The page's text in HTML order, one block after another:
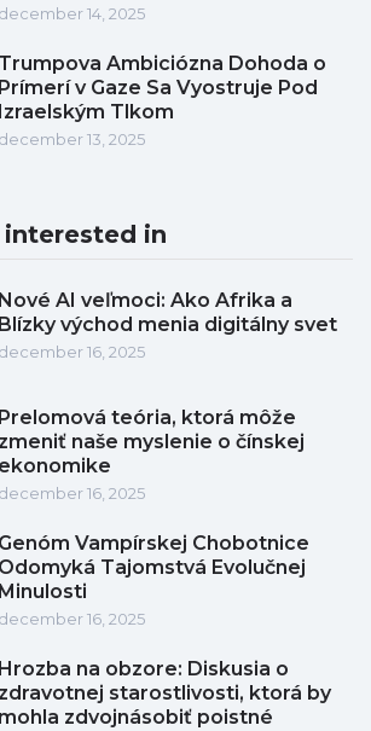
december 14, 2025
Trumpova Ambiciózna Dohoda o
Prímerí v Gaze Sa Vyostruje Pod
Izraelským Tlkom
december 13, 2025
interested in
Nové AI veľmoci: Ako Afrika a
Blízky východ menia digitálny svet
december 16, 2025
Prelomová teória, ktorá môže
zmeniť naše myslenie o čínskej
ekonomike
december 16, 2025
Genóm Vampírskej Chobotnice
Odomyká Tajomstvá Evolučnej
Minulosti
december 16, 2025
Hrozba na obzore: Diskusia o
zdravotnej starostlivosti, ktorá by
mohla zdvojnásobiť poistné